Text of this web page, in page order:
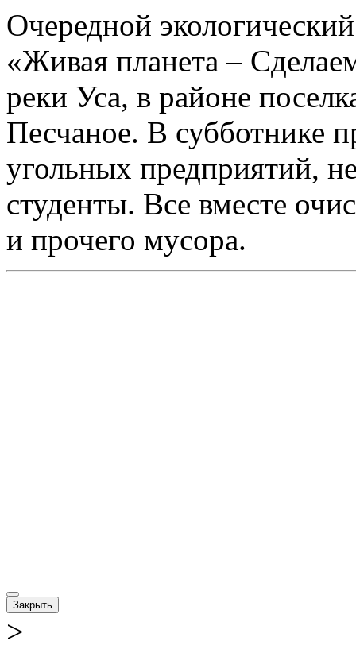
Очередной
«Живая планета –
реки Уса, в районе
Песчаное. В субботнике
угольных предприятий,
студенты. Все вместе
и прочего мусора.
Закрыть
>